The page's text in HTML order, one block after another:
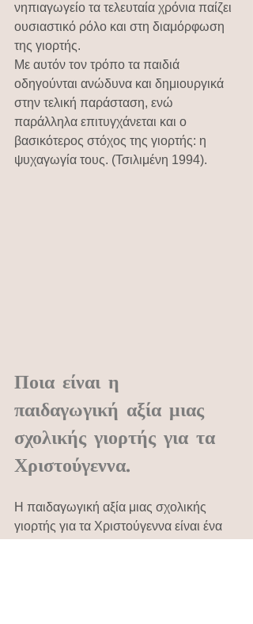
νηπιαγωγείο τα τελευταία χρόνια παίζει
ουσιαστικό ρόλο και στη διαμόρφωση
της γιορτής.
Με αυτόν τον τρόπο τα παιδιά
οδηγούνται ανώδυνα και δημιουργικά
στην τελική παράσταση, ενώ
παράλληλα επιτυγχάνεται και ο
βασικότερος στόχος της γιορτής: η
ψυχαγωγία τους. (Τσιλιμένη 1994).
Ποια είναι η
παιδαγωγική αξία μιας
σχολικής γιορτής για τα
Χριστούγεννα.
Η παιδαγωγική αξία μιας σχολικής
γιορτής για τα Χριστούγεννα είναι ένα